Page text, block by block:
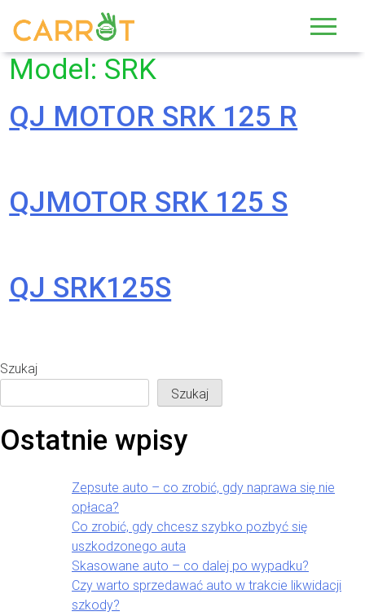
Model: SRK
QJ MOTOR SRK 125 R
QJMOTOR SRK 125 S
QJ SRK125S
Szukaj
Szukaj
Ostatnie wpisy
Zepsute auto – co zrobić, gdy naprawa się nie
opłaca?
Co zrobić, gdy chcesz szybko pozbyć się
uszkodzonego auta
Skasowane auto – co dalej po wypadku?
Czy warto sprzedawać auto w trakcie likwidacji
szkody?